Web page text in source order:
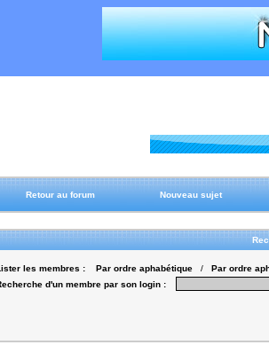
Retour au forum Nouveau sujet
les membres : Par ordre aphabétique / Par ordre
d'un membre par son login :